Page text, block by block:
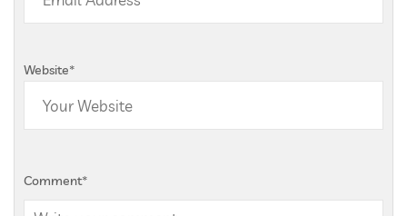
Website*
Comment*